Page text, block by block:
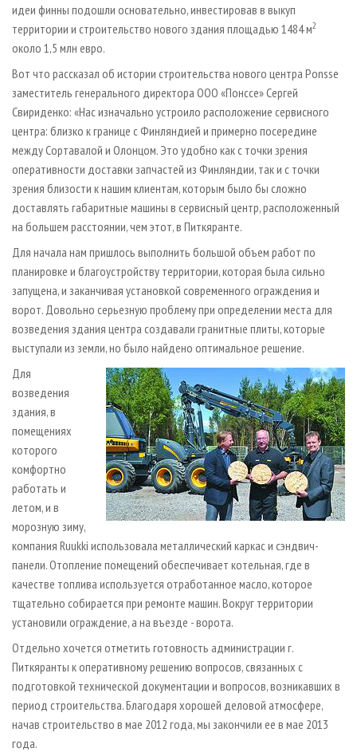
идеи финны подошли основательно, инвестировав в выкуп
территории и строительство нового здания площадью 1484 м2
около 1,5 млн евро.
Вот что рассказал об истории строительства нового центра Ponsse
заместитель генерального директора ООО «Понссе» Сергей
Свириденко: «Нас изначально устроило расположение сервисного
центра: близко к границе с Финляндией и примерно посередине
между Сортавалой и Олонцом. Это удобно как с точки зрения
оперативности доставки запчастей из Финляндии, так и с точки
зрения близости к нашим клиентам, которым было бы сложно
доставлять габаритные машины в сервисный центр, расположенный
на большем расстоянии, чем этот, в Питкяранте.
Для начала нам пришлось выполнить большой объем работ по
планировке и благоустройству территории, которая была сильно
запущена, и заканчивая установкой современного ограждения и
ворот. Довольно серьезную проблему при определении места для
возведения здания центра создавали гранитные плиты, которые
выступали из земли, но было найдено оптимальное решение.
Для
возведения
здания, в
помещениях
которого
комфортно
работать и
летом, и в
морозную зиму,
компания Ruukki использовала металлический каркас и сэндвич-
панели. Отопление помещений обеспечивает котельная, где в
качестве топлива используется отработанное масло, которое
тщательно собирается при ремонте машин. Вокруг территории
установили ограждение, а на въезде - ворота.
Отдельно хочется отметить готовность администрации г.
Питкяранты к оперативному решению вопросов, связанных с
подготовкой технической документации и вопросов, возникавших в
период строительства. Благодаря хорошей деловой атмосфере,
начав строительство в мае 2012 года, мы закончили ее в мае 2013
года.